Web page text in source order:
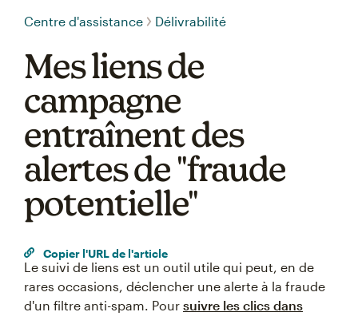
Centre d'assistance Délivrabilité
Mes liens de
campagne
entraînent des
alertes de "fraude
potentielle"
Copier l'URL de l'article
Le suivi de liens est un outil utile qui peut, en de
rares occasions, déclencher une alerte à la fraude
d'un filtre anti-spam. Pour suivre les clics dans